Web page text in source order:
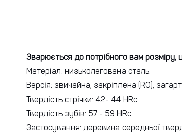
Зварюється до потрібного вам розміру,
Матеріал: низьколегована сталь.
Версія: звичайна, закріплена (RO),
Твердість стрічки: 42- 44 HRc.
Твердість зубів: 57 - 59 HRc.
Застосування: деревина середньої